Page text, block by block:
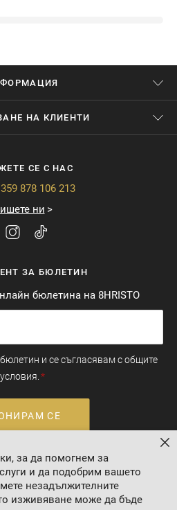
НА КЛИЕНТИ
СЕ С НАС
878 106 213
ни
ЗА БЮЛЕТИН
бюлетина на 8HRISTO
и се съгласявам с общите
условия.
СЕ
1 EUR = 1.95583 BGN
за да помогнем за
и да подобрим вашето
незадължителните
изживяване може да бъде